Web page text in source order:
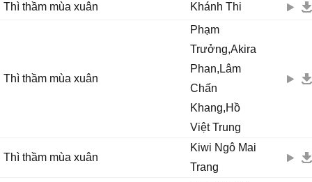
Thì thầm mùa xuân Khánh Thi
Thì thầm mùa xuân
Phạm
Trưởng,Akira
Phan,Lâm
Chấn
Khang,Hồ
Việt Trung
Thì thầm mùa xuân
Kiwi Ngô Mai
Trang